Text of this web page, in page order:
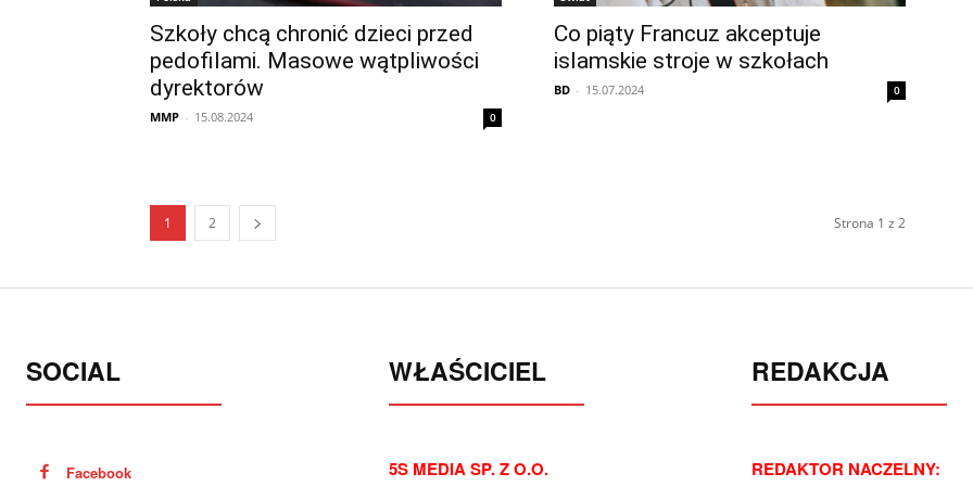
Szkoły chcą chronić dzieci przed
pedofilami. Masowe wątpliwości
dyrektorów
MMP - 15.08.2024 0
Co piąty Francuz akceptuje
islamskie stroje w szkołach
BD - 15.07.2024 0
1 2 Strona 1 z 2
SOCIAL
Facebook
WŁAŚCICIEL
5S MEDIA SP. Z O.O.
REDAKCJA
REDAKTOR NACZELNY: